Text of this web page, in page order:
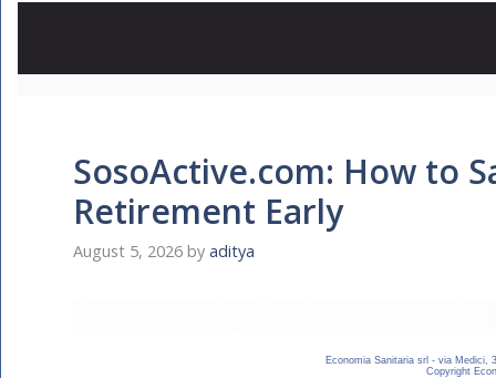
Economia Sanitaria srl - via Medici,
Copyright